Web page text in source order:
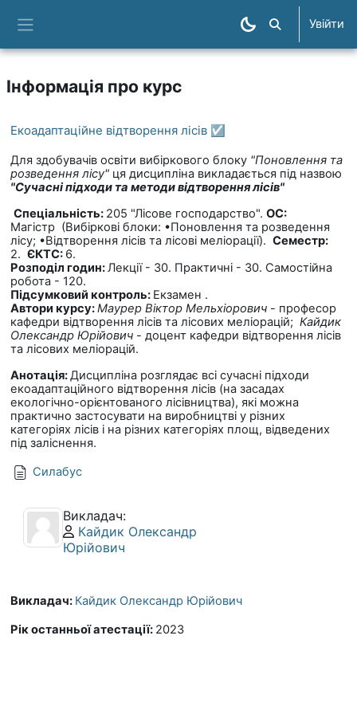
Пошук курсів
Увійти
Інформація про курс
Екоадаптаційне відтворення лісів ☑️
Для здобувачів освіти вибіркового блоку "Поновлення та
розведення лісу" ця дисципліна викладається під назвою
"Сучасні підходи та методи відтворення лісів"
Спеціальність: 205 "Лісове господарство". ОС:
Магістр (Вибіркові блоки: •Поновлення та розведення
лісу; •Відтворення лісів та лісові меліорації). Семестр:
2. ЄКТС: 6.
Розподіл годин:Лекції - 30. Практичні - 30. Самостійна
робота - 120.
Підсумковий контроль: Екзамен .
Автори курсу:Маурер Віктор Мельхіорович - професор
кафедри відтворення лісів та лісових меліорацій; Кайдик
Олександр Юрійович - доцент кафедри відтворення лісів
та лісових меліорацій.
Анотація:Дисципліна розглядає всі сучасні підходи
екоадаптаційного відтворення лісів (на засадах
екологічно-орієнтованого лісівництва), які можна
практично застосувати на виробництві у різних
категоріях лісів і на різних категоріях площ, відведених
під заліснення.
Силабус
Викладач:
Профіль користувача:
Кайдик Олександр
Юрійович
Викладач: Кайдик Олександр Юрійович
Рік останньої атестації: 2023